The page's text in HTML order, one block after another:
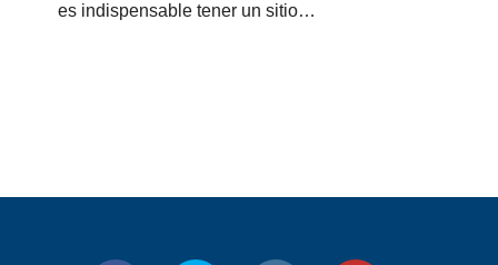
es indispensable tener un sitio…